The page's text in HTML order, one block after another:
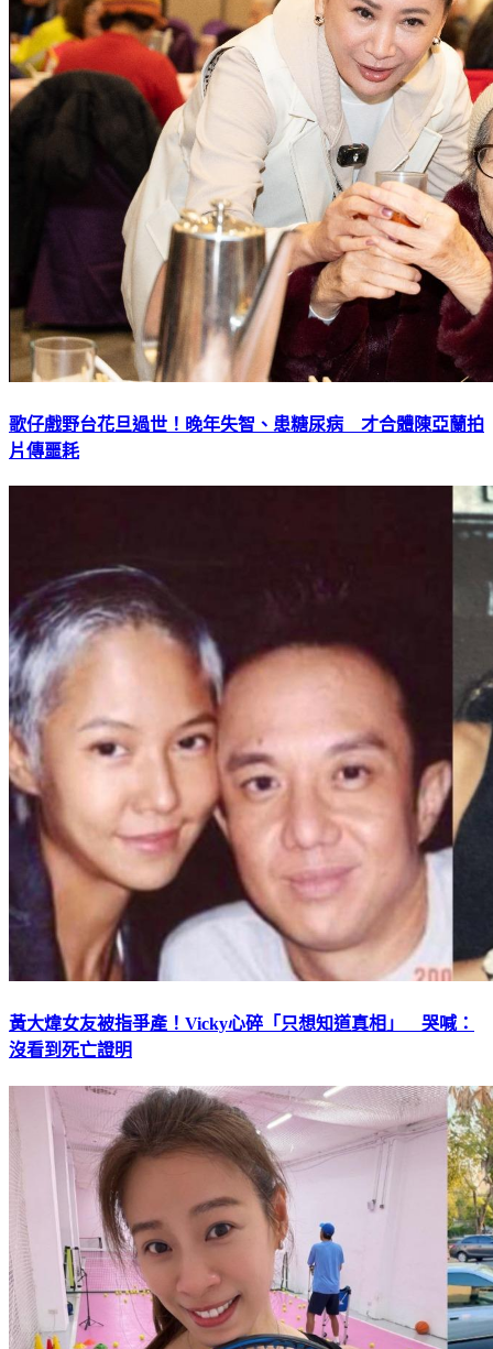
歌仔戲野台花旦過世！晚年失智、患糖尿病 才合體陳亞蘭拍
片傳噩耗
黃大煒女友被指爭產！Vicky心碎「只想知道真相」 哭喊：
沒看到死亡證明